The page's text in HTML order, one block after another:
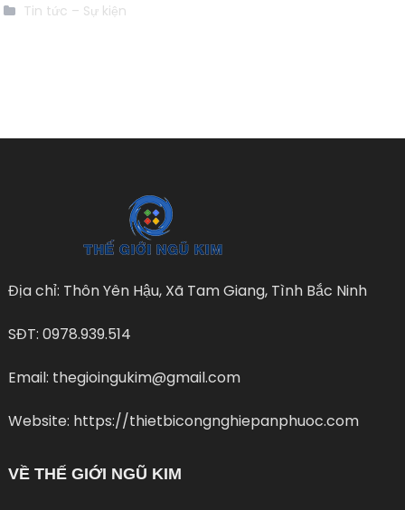
Tin tức – Sự kiện
Địa chỉ: Thôn Yên Hậu, Xã Tam Giang, Tình Bắc Ninh
SĐT: 0978.939.514
Email: thegioingukim@gmail.com
Website: https://thietbicongnghiepanphuoc.com
VỀ THẾ GIỚI NGŨ KIM